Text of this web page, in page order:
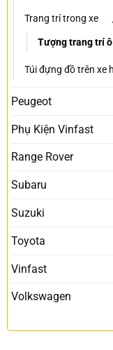
Trang trí trong xe
Tượng trang trí
Túi đựng đồ trên xe
Peugeot
Phụ Kiện Vinfast
Range Rover
Subaru
Suzuki
Toyota
Vinfast
Volkswagen